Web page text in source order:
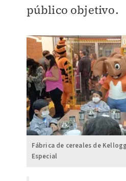
público objetivo.
Fábrica de cereales de
Especial